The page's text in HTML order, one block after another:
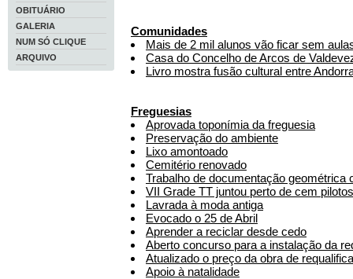
OBITUÁRIO
GALERIA
NUM SÓ CLIQUE
ARQUIVO
Comunidades
Mais de 2 mil alunos vão ficar sem
Casa do Concelho de Arcos de
Livro mostra fusão cultural entre
Freguesias
Aprovada toponímia da freguesia
Preservação do ambiente
Lixo amontoado
Cemitério renovado
Trabalho de documentação geométrica
VII Grade TT juntou perto de cem pilotos
Lavrada à moda antiga
Evocado o 25 de Abril
Aprender a reciclar desde cedo
Aberto concurso para a instalação da
Atualizado o preço da obra de
Apoio à natalidade